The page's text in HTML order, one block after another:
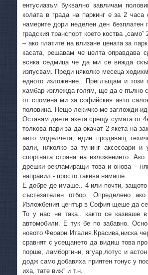
ентусиазъм буквално завличам
колата в града на паркинг е за 2
намерите дори неделен ден
градския транспорт което коства
– ако платите на влизане цената за
касата, решавам че целта оправдава
всяка седмица че да ми се вижда
изпусвам. Преди няколко месеца
едното изложение.. Преглъщам и
хамбар изглежда голям, ще да е пълно
от спомена ми за софийския авто
половина. Нещо лекичко ме загложди
Оставям двете якета срещу сумата от
толкова пари за да окачат 2 якета на
авто моделчета, един продаващ
рали, няколко за тунинг аксесоари
спортната страна на изложението.
дрешки рекламиращи това и онова –
направил - просто такива нямаше.
Е добре де имаше.. 4 или почти,
състезателен отбор. Определено
Изложбения център в София щеше да
То у нас не така.. както се казваше
автомобили. Е тук бе по забавно.
новото Ферари Италия.Красива,ниска
сравнят с усещането да видиш това
порше, ламборгини, ягуар,лотус и
додж само добавяха приятен тонус у
иха, тате виж” и т.н.